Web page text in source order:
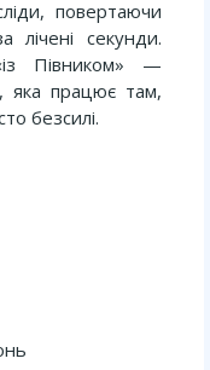
повертаючи
лічені секунди.
Півником» —
яка працює там,
безсилі.